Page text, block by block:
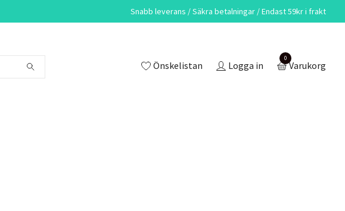
Snabb leverans / Säkra betalningar / Endast 59kr i frakt
Önskelistan Logga in
0
Varukorg